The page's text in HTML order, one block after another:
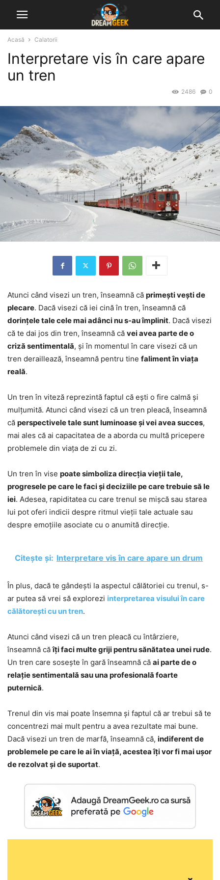
Acasă Calatorii
Interpretare vis în care apare
un tren
0
2486
Atunci când visezi un tren, înseamnă că primești vești de
plecare. Dacă visezi că iei cină în tren, înseamnă că
dorințele tale cele mai adânci nu s-au împlinit. Dacă visezi
că te dai jos din tren, înseamnă că vei avea parte de o
criză sentimentală, și în momentul în care visezi că un
tren deraillează, înseamnă pentru tine faliment în viața
reală.
Un tren în viteză reprezintă faptul că ești o fire calmă și
mulțumită. Atunci când visezi că un tren pleacă, înseamnă
că perspectivele tale sunt luminoase și vei avea succes,
mai ales că ai capacitatea de a aborda cu multă pricepere
problemele din viața de zi cu zi.
Un tren în vise poate simboliza direcția vieții tale,
progresele pe care le faci și deciziile pe care trebuie să le
iei. Adesea, rapiditatea cu care trenul se mișcă sau starea
lui pot oferi indicii despre ritmul vieții tale actuale sau
despre emoțiile asociate cu o anumită direcție.
Citește și: Interpretare vis în care apare un drum
În plus, dacă te gândești la aspectul călătoriei cu trenul, s-
ar putea să vrei să explorezi interpretarea visului în care
călătorești cu un tren.
Atunci când visezi că un tren pleacă cu întârziere,
înseamnă căîți faci multe griji pentru sănătatea unei rude.
Un tren care sosește în gară înseamnă că ai parte de o
relație sentimentală sau una profesională foarte
puternică.
Trenul din vis mai poate însemna și faptul că ar trebui să te
concentrezi mai mult pentru a avea rezultate mai bune.
Dacă visezi un tren de marfă, înseamnă că, indiferent de
problemele pe care le ai în viață, acestea îți vor fi mai ușor
de rezolvat și de suportat.